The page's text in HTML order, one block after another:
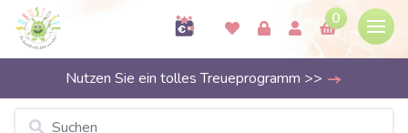
0
Nutzen Sie ein tolles Treueprogramm >>